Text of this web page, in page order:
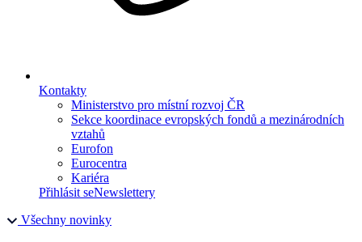
Kontakty
Ministerstvo pro místní rozvoj ČR
Sekce koordinace evropských fondů a mezinárodních
vztahů
Eurofon
Eurocentra
Kariéra
Přihlásit seNewslettery
Všechny novinky